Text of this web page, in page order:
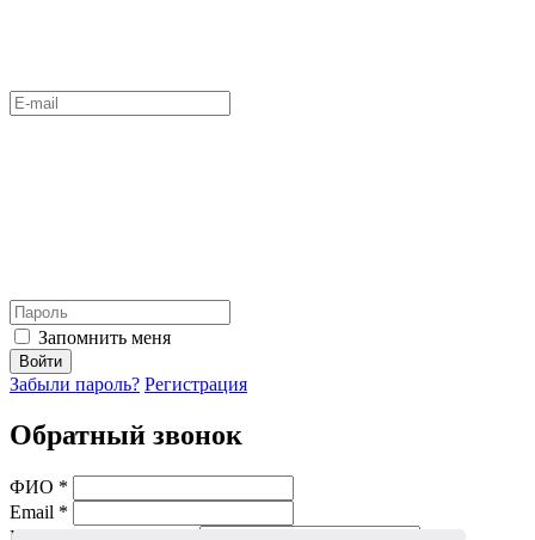
Запомнить меня
Войти
Забыли пароль? Регистрация
Обратный звонок
ФИО *
Email *